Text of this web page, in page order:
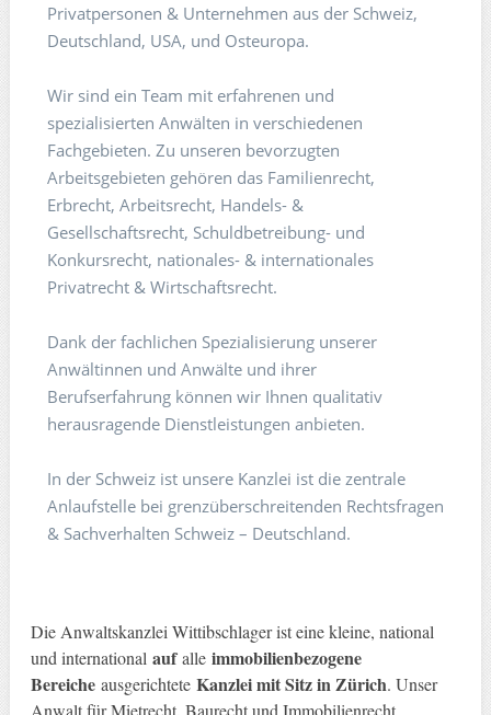
Privatpersonen & Unternehmen aus der Schweiz,
Deutschland, USA, und Osteuropa.
Wir sind ein Team mit erfahrenen und
spezialisierten Anwälten in verschiedenen
Fachgebieten. Zu unseren bevorzugten
Arbeitsgebieten gehören das Familienrecht,
Erbrecht, Arbeitsrecht, Handels- &
Gesellschaftsrecht, Schuldbetreibung- und
Konkursrecht, nationales- & internationales
Privatrecht & Wirtschaftsrecht.
Dank der fachlichen Spezialisierung unserer
Anwältinnen und Anwälte und ihrer
Berufserfahrung können wir Ihnen qualitativ
herausragende Dienstleistungen anbieten.
In der Schweiz ist unsere Kanzlei ist die zentrale
Anlaufstelle bei grenzüberschreitenden Rechtsfragen
& Sachverhalten Schweiz – Deutschland.
Die Anwaltskanzlei Wittibschlager ist eine kleine, national
und international aufalle immobilienbezogene
BereicheausgerichteteKanzlei mit Sitz in Zürich. Unser
Anwalt für Mietrecht, Baurecht und Immobilienrecht